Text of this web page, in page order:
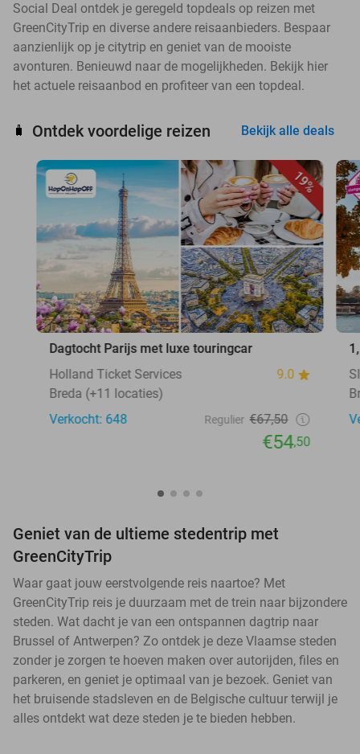
Social Deal ontdek je geregeld topdeals op reizen met
GreenCityTrip en diverse andere reisaanbieders. Bespaar
aanzienlijk op je citytrip en geniet van de mooiste
avonturen. Benieuwd naar de mogelijkheden. Bekijk hier
het actuele reisaanbod en profiteer van een topdeal.
🧳 Ontdek voordelige reizen Bekijk alle deals
19%
Dagtocht Parijs met luxe touringcar
Holland Ticket Services
9.0
Breda (+11 locaties)
Verkocht: 648
Regulier €67,50
€54,50
Geniet van de ultieme stedentrip met
GreenCityTrip
Waar gaat jouw eerstvolgende reis naartoe? Met
GreenCityTrip reis je duurzaam met de trein naar bijzondere
steden. Wat dacht je van een ontspannen dagtrip naar
Brussel of Antwerpen? Zo ontdek je deze Vlaamse steden
zonder je zorgen te hoeven maken over autorijden, files en
parkeren, en geniet je optimaal van je bezoek. Geniet van
het bruisende stadsleven en de Belgische cultuur terwijl je
alles ontdekt wat deze steden je te bieden hebben.